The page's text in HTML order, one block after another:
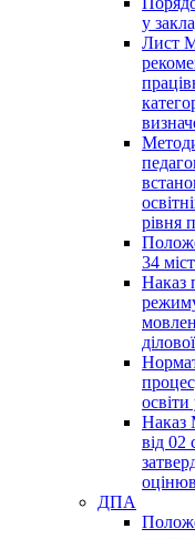
у
Лист
рівня
34
Наказ
Наказ
від
ДПА